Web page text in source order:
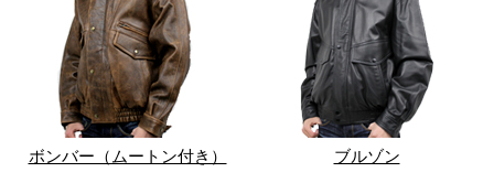
ボンバー（ムートン付き） ブルゾン